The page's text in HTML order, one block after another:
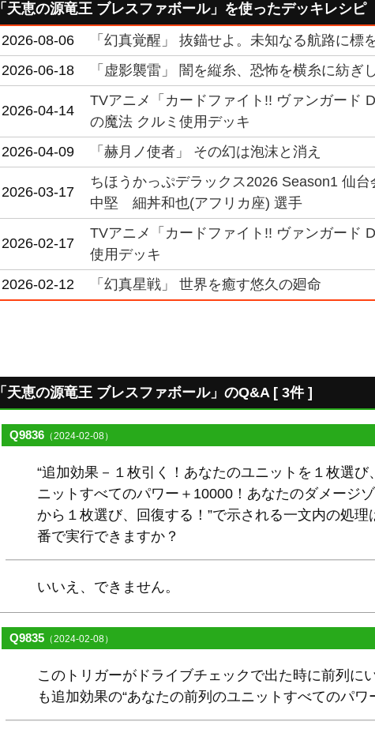
「天恵の源竜王 ブレスファボール」を使ったデッキレシピ
2026-08-06
「幻真覚醒」 抜錨せよ。未知なる航路に標
2026-06-18
「虚影襲雷」 闇を縦糸、恐怖を横糸に紡ぎ
2026-04-14
TVアニメ「カードファイト!! ヴァンガード
の魔法 クルミ使用デッキ
2026-04-09
「赫月ノ使者」 その幻は泡沫と消え
2026-03-17
ちほうかっぷデラックス2026 Season1 仙
中堅 細丼和也(アフリカ座) 選手
2026-02-17
TVアニメ「カードファイト!! ヴァンガード
使用デッキ
2026-02-12
「幻真星戦」 世界を癒す悠久の廻命
「天恵の源竜王 ブレスファボール」のQ&A [ 3件 ]
Q9836 （2024-02-08）
“追加効果－１枚引く！あなたのユニットを１枚選
ニットすべてのパワー＋10000！あなたのダメージ
から１枚選び、回復する！”で示される一文内の処
番で実行できますか？
いいえ、できません。
Q9835 （2024-02-08）
このトリガーがドライブチェックで出た時に前列
も追加効果の“あなたの前列のユニットすべてのパ